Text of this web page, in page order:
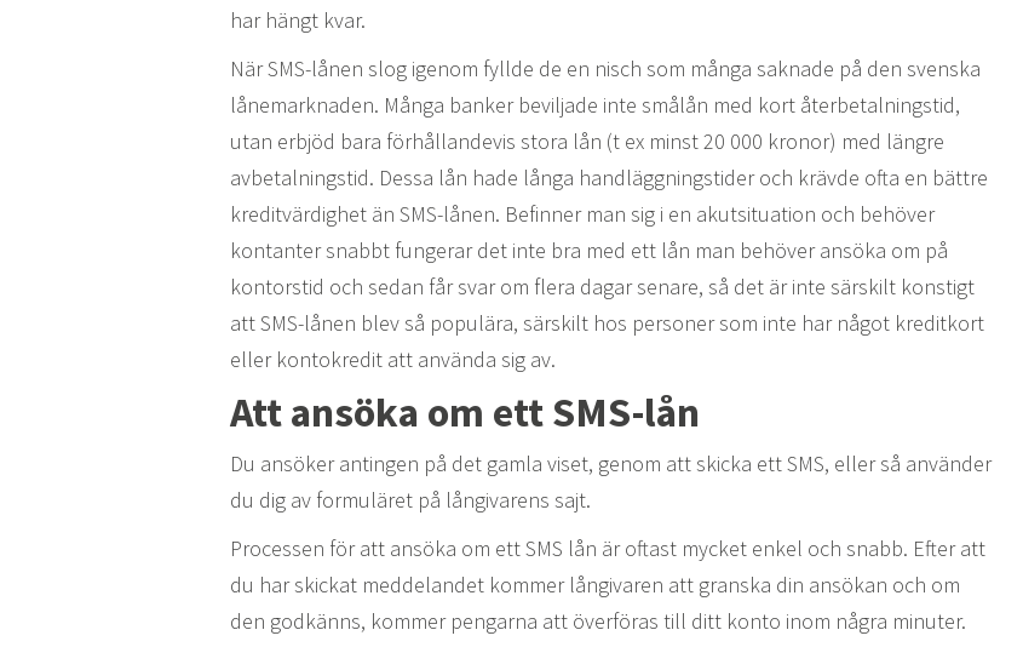
har hängt kvar.
När SMS-lånen slog igenom fyllde de en nisch som många saknade på den svenska
lånemarknaden. Många banker beviljade inte smålån med kort återbetalningstid,
utan erbjöd bara förhållandevis stora lån (t ex minst 20 000 kronor) med längre
avbetalningstid. Dessa lån hade långa handläggningstider och krävde ofta en bättre
kreditvärdighet än SMS-lånen. Befinner man sig i en akutsituation och behöver
kontanter snabbt fungerar det inte bra med ett lån man behöver ansöka om på
kontorstid och sedan får svar om flera dagar senare, så det är inte särskilt konstigt
att SMS-lånen blev så populära, särskilt hos personer som inte har något kreditkort
eller kontokredit att använda sig av.
Att ansöka om ett SMS-lån
Du ansöker antingen på det gamla viset, genom att skicka ett SMS, eller så använder
du dig av formuläret på långivarens sajt.
Processen för att ansöka om ett SMS lån är oftast mycket enkel och snabb. Efter att
du har skickat meddelandet kommer långivaren att granska din ansökan och om
den godkänns, kommer pengarna att överföras till ditt konto inom några minuter.